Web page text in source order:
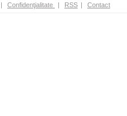
| Confidenţialitate | RSS | Contact